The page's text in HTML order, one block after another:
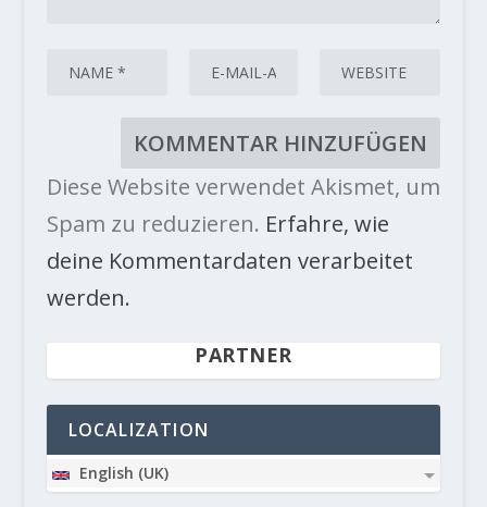
Diese Website verwendet Akismet, um
Spam zu reduzieren. Erfahre, wie
deine Kommentardaten verarbeitet
werden.
PARTNER
LOCALIZATION
English (UK)